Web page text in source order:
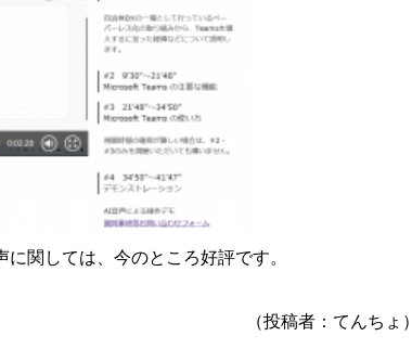
関しては、今のところ好評です。
（投稿者：てんちょ）